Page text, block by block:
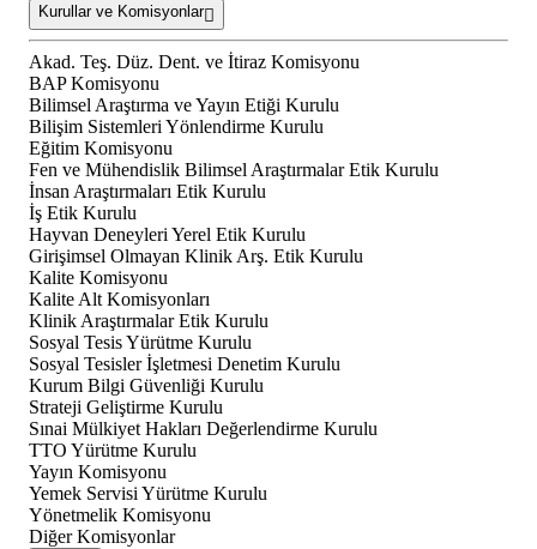
Kurullar ve Komisyonlar
Akad. Teş. Düz. Dent. ve İtiraz Komisyonu
BAP Komisyonu
Bilimsel Araştırma ve Yayın Etiği Kurulu
Bilişim Sistemleri Yönlendirme Kurulu
Eğitim Komisyonu
Fen ve Mühendislik Bilimsel Araştırmalar Etik Kurulu
İnsan Araştırmaları Etik Kurulu
İş Etik Kurulu
Hayvan Deneyleri Yerel Etik Kurulu
Girişimsel Olmayan Klinik Arş. Etik Kurulu
Kalite Komisyonu
Kalite Alt Komisyonları
Klinik Araştırmalar Etik Kurulu
Sosyal Tesis Yürütme Kurulu
Sosyal Tesisler İşletmesi Denetim Kurulu
Kurum Bilgi Güvenliği Kurulu
Strateji Geliştirme Kurulu
Sınai Mülkiyet Hakları Değerlendirme Kurulu
TTO Yürütme Kurulu
Yayın Komisyonu
Yemek Servisi Yürütme Kurulu
Yönetmelik Komisyonu
Diğer Komisyonlar